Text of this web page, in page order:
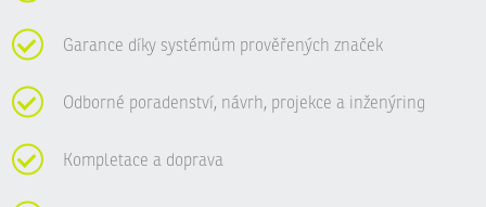
Garance díky systémům prověřených značek
Odborné poradenství, návrh, projekce a inženýring
Kompletace a doprava